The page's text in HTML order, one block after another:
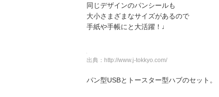
同じデザインのパンシールも
大小さまざまなサイズがあるので
手紙や手帳にと大活躍！♩
出典： http://www.j-tokkyo.com/
パン型USBとトースター型ハブのセット。